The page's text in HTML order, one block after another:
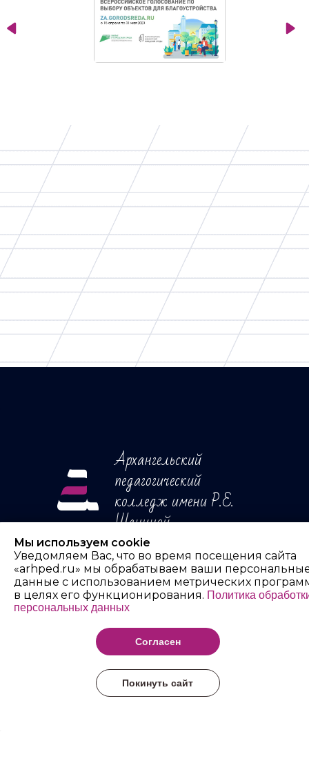
Архангельский
педагогический
колледж имени Р.Е.
Шаниной
Мы используем cookie
Уведомляем Вас, что во время посещения сайта
«arhped.ru» мы обрабатываем ваши
данные с использованием метрических
в целях его функционирования. Политика
персональных данных
Согласен
Покинуть сайт